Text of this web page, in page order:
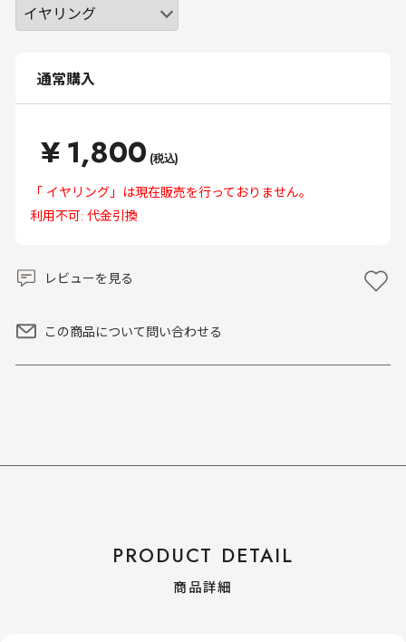
通常購入
¥1,800 (税込)
「 イヤリング」は現在販売を行っておりません。
利用不可: 代金引換
レビューを見る
この商品について問い合わせる
PRODUCT DETAIL
商品詳細